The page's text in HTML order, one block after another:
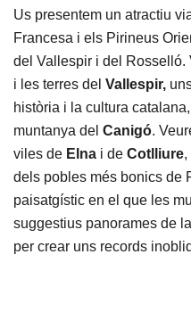
Us presentem un atractiu
Francesa i els Pirineus
del Vallespir i del Rosselló.
i les terres del Vallespir,
història i la cultura
muntanya del Canigó.
viles de Elna i de Cotlliure
dels pobles més bonics de
paisatgístic en el que les
suggestius panorames de
per crear uns records